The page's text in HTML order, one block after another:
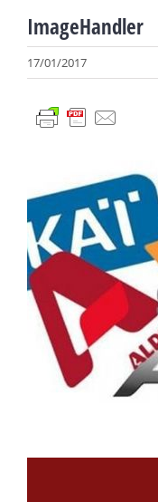
ImageHandler
17/01/2017